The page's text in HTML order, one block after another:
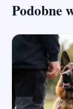
Podobne